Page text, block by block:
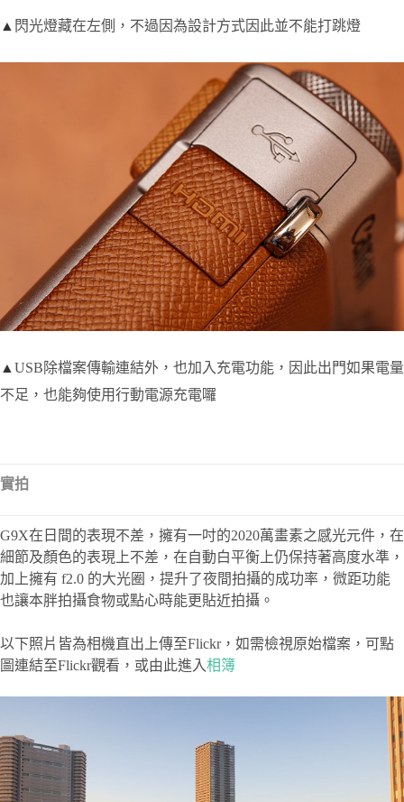
▲ 閃光燈藏在左側，不過因為設計方式因此並不能打跳燈
▲ USB除檔案傳輸連結外，也加入充電功能，因此出門如果電量
不足，也能夠使用行動電源充電囉
實拍
G9X在日間的表現不差，擁有一吋的2020萬畫素之感光元件，在
細節及顏色的表現上不差，在自動白平衡上仍保持著高度水準，
加上擁有 f2.0 的大光圈，提升了夜間拍攝的成功率，微距功能
也讓本胖拍攝食物或點心時能更貼近拍攝 。
以下照片皆為相機直出上傳至Flickr，如需檢視原始檔案，可點
圖連結至Flickr觀看，或由此進入相簿